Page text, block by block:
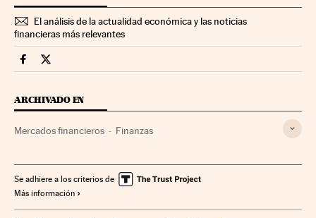
El análisis de la actualidad económica y las noticias
financieras más relevantes
Mercados Financieros Cinco Días en Facebook
Mercados Financieros Cinco Días en Twitter
ARCHIVADO EN
Mercados financieros Finanzas
Se adhiere a los criterios de
Más información